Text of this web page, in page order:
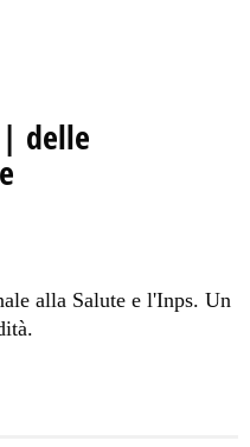
| delle
alla Salute e l'Inps. Un